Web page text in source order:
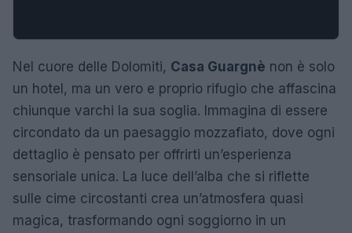
Nel cuore delle Dolomiti, Casa Guargnè non è solo
un hotel, ma un vero e proprio rifugio che affascina
chiunque varchi la sua soglia. Immagina di essere
circondato da un paesaggio mozzafiato, dove ogni
dettaglio è pensato per offrirti un’esperienza
sensoriale unica. La luce dell’alba che si riflette
sulle cime circostanti crea un’atmosfera quasi
magica, trasformando ogni soggiorno in un